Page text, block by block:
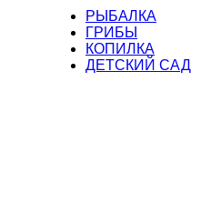
РЫБАЛКА
ГРИБЫ
КОПИЛКА
ДЕТСКИЙ САД